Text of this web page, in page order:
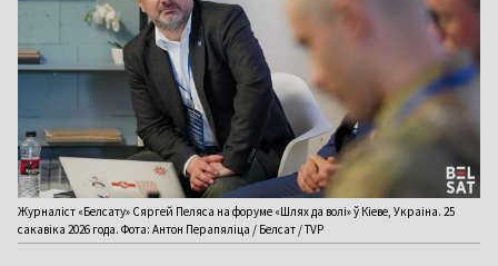
Журналіст «Белсату» Сяргей Пеляса на форуме «Шлях да волі» ў Кіеве, Украіна. 25
сакавіка 2026 года. Фота: Антон Перапяліца / Белсат / TVP